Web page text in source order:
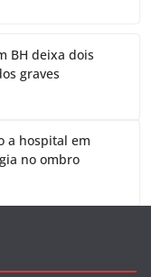
BH deixa dois
graves
a hospital em
no ombro